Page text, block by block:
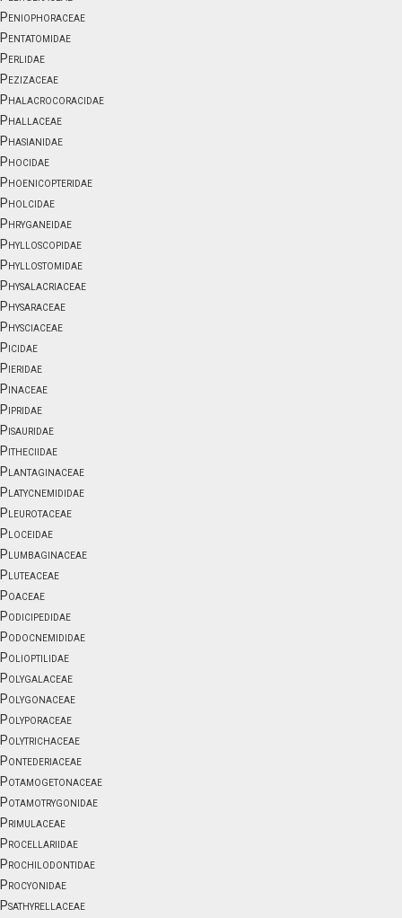
Peniophoraceae
Pentatomidae
Perlidae
Pezizaceae
Phalacrocoracidae
Phallaceae
Phasianidae
Phocidae
Phoenicopteridae
Pholcidae
Phryganeidae
Phylloscopidae
Phyllostomidae
Physalacriaceae
Physaraceae
Physciaceae
Picidae
Pieridae
Pinaceae
Pipridae
Pisauridae
Pitheciidae
Plantaginaceae
Platycnemididae
Pleurotaceae
Ploceidae
Plumbaginaceae
Pluteaceae
Poaceae
Podicipedidae
Podocnemididae
Polioptilidae
Polygalaceae
Polygonaceae
Polyporaceae
Polytrichaceae
Pontederiaceae
Potamogetonaceae
Potamotrygonidae
Primulaceae
Procellariidae
Prochilodontidae
Procyonidae
Psathyrellaceae